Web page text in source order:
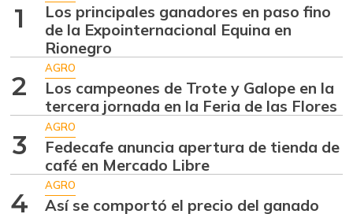
07/25/2026 +6,24%
Aguacate hass
07/25/2026
$ 7.289,10
-2,98%
Aguacate
papelillo
07/25/2026
$ 8.366,30
Ahuyama
07/25/2026
1
Los principales ganadores en paso fino
de la Expointernacional Equina en
Rionegro
2
AGRO
Los campeones de Trote y Galope en la
tercera jornada en la Feria de las Flores
3
AGRO
Fedecafe anuncia apertura de tienda de
café en Mercado Libre
4
AGRO
Así se comportó el precio del ganado